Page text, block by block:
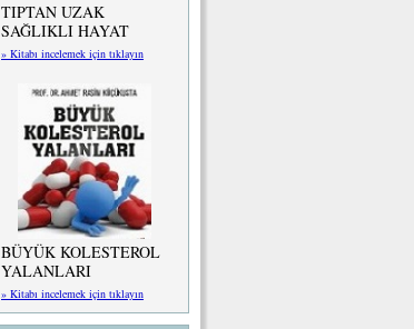
TIPTAN UZAK
SAĞLIKLI HAYAT
» Kitabı incelemek için tıklayın
BÜYÜK KOLESTEROL
YALANLARI
» Kitabı incelemek için tıklayın